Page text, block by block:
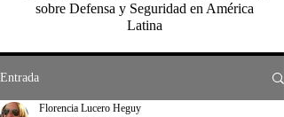
sobre Defensa y Seguridad en América
Latina
Entrada
Florencia Lucero Heguy